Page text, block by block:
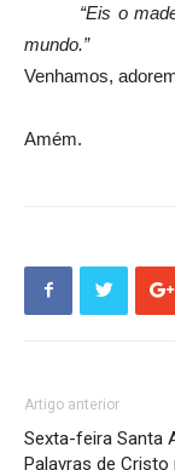
“Eis o
mundo.”
Venhamos,
Amém.
Artigo anterior
Sexta-feira Santa
Palavras de Cristo